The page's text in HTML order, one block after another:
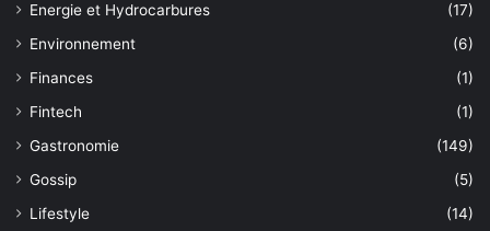
Energie et Hydrocarbures
(17)
Environnement
(6)
Finances
(1)
Fintech
(1)
Gastronomie
(149)
Gossip
(5)
Lifestyle
(14)